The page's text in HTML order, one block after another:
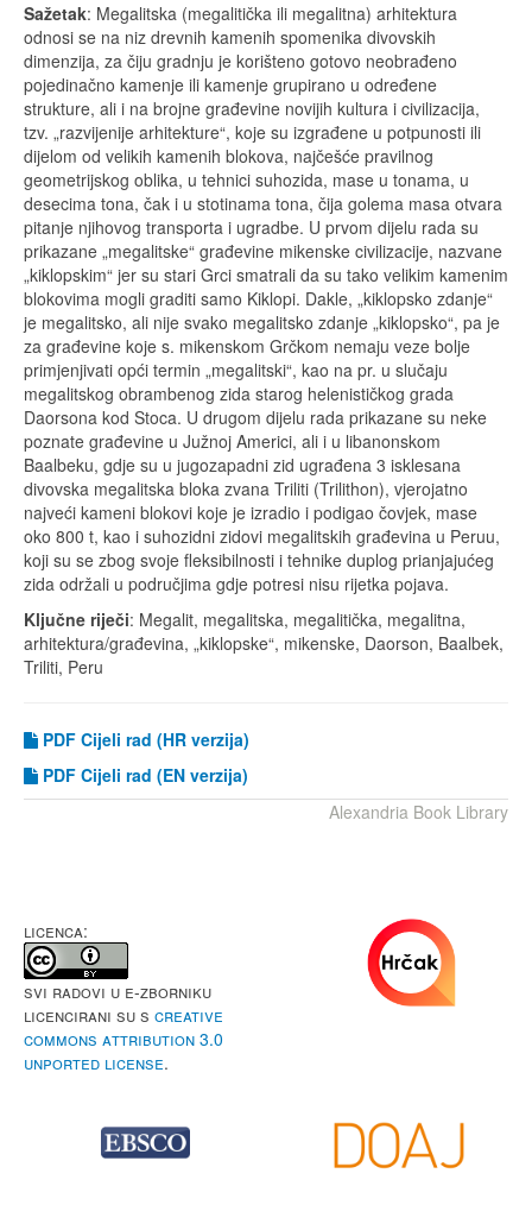
Sažetak: Megalitska (megalitička ili megalitna) arhitektura
odnosi se na niz drevnih kamenih spomenika divovskih
dimenzija, za čiju gradnju je korišteno gotovo neobrađeno
pojedinačno kamenje ili kamenje grupirano u određene
strukture, ali i na brojne građevine novijih kultura i civilizacija,
tzv. „razvijenije arhitekture“, koje su izgrađene u potpunosti ili
dijelom od velikih kamenih blokova, najčešće pravilnog
geometrijskog oblika, u tehnici suhozida, mase u tonama, u
desecima tona, čak i u stotinama tona, čija golema masa otvara
pitanje njihovog transporta i ugradbe. U prvom dijelu rada su
prikazane „megalitske“ građevine mikenske civilizacije, nazvane
„kiklopskim“ jer su stari Grci smatrali da su tako velikim kamenim
blokovima mogli graditi samo Kiklopi. Dakle, „kiklopsko zdanje“
je megalitsko, ali nije svako megalitsko zdanje „kiklopsko“, pa je
za građevine koje s. mikenskom Grčkom nemaju veze bolje
primjenjivati opći termin „megalitski“, kao na pr. u slučaju
megalitskog obrambenog zida starog helenističkog grada
Daorsona kod Stoca. U drugom dijelu rada prikazane su neke
poznate građevine u Južnoj Americi, ali i u libanonskom
Baalbeku, gdje su u jugozapadni zid ugrađena 3 isklesana
divovska megalitska bloka zvana Triliti (Trilithon), vjerojatno
najveći kameni blokovi koje je izradio i podigao čovjek, mase
oko 800 t, kao i suhozidni zidovi megalitskih građevina u Peruu,
koji su se zbog svoje fleksibilnosti i tehnike duplog prianjajućeg
zida održali u područjima gdje potresi nisu rijetka pojava.
Ključne riječi: Megalit, megalitska, megalitička, megalitna,
arhitektura/građevina, „kiklopske“, mikenske, Daorson, Baalbek,
Triliti, Peru
PDF Cijeli rad (HR verzija)
PDF Cijeli rad (EN verzija)
Alexandria Book Library
LICENCA:
Svi radovi u e-Zborniku
licencirani su s Creative
Commons Attribution 3.0
Unported License.